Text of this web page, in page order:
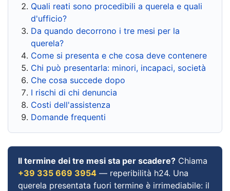
Quali reati sono procedibili a querela e quali
d'ufficio?
Da quando decorrono i tre mesi per la
querela?
Come si presenta e che cosa deve contenere
Chi può presentarla: minori, incapaci, società
Che cosa succede dopo
I rischi di chi denuncia
Costi dell'assistenza
Domande frequenti
Il termine dei tre mesi sta per scadere? Chiama
+39 335 669 3954 — reperibilità h24. Una
querela presentata fuori termine è irrimediabile: il